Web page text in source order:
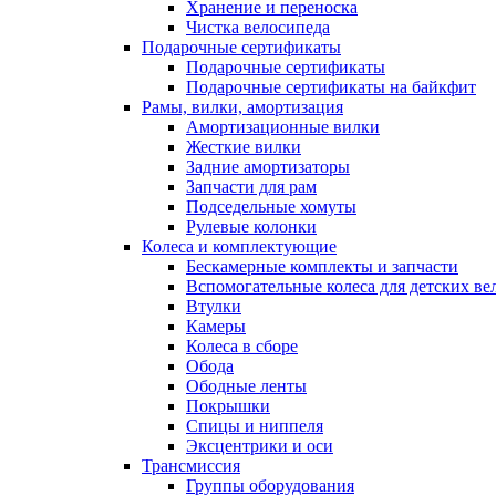
Хранение и переноска
Чистка велосипеда
Подарочные сертификаты
Подарочные сертификаты
Подарочные сертификаты на байкфит
Рамы, вилки, амортизация
Амортизационные вилки
Жесткие вилки
Задние амортизаторы
Запчасти для рам
Подседельные хомуты
Рулевые колонки
Колеса и комплектующие
Бескамерные комплекты и запчасти
Вспомогательные колеса для детских
Втулки
Камеры
Колеса в сборе
Обода
Ободные ленты
Покрышки
Спицы и ниппеля
Эксцентрики и оси
Трансмиссия
Группы оборудования